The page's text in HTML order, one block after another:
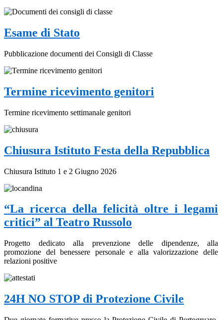
Esame di Stato
Pubblicazione documenti dei Consigli di Classe
Termine ricevimento genitori
Termine ricevimento settimanale genitori
Chiusura Istituto Festa della Repubblica
Chiusura Istituto 1 e 2 Giugno 2026
“La ricerca della felicità oltre i legami
critici” al Teatro Russolo
Progetto dedicato alla prevenzione delle dipendenze, alla
promozione del benessere personale e alla valorizzazione delle
relazioni positive
24H NO STOP di Protezione Civile